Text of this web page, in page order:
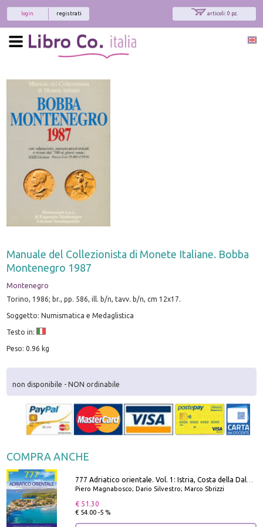
articoli: 0 pz.
registrati
login
Manuale del Collezionista di Monete Italiane. Bobba
Montenegro 1987
Montenegro
Torino, 1986; br., pp. 586, ill. b/n, tavv. b/n, cm 12x17.
Soggetto: Numismatica e Medaglistica
Testo in:
Peso: 0.96 kg
non disponibile - NON ordinabile
COMPRA ANCHE
777 Adriatico orientale. Vol. 1: Istria, Costa della Dalmazia da Smrika a Zara, Isole del Quarnaro, Pag, Arcipelaghi di Zara, Sibenico e Incoronate
Piero Magnabosco; Dario Silvestro; Marco Sbrizzi
€ 51.30
€ 54.00 -5 %